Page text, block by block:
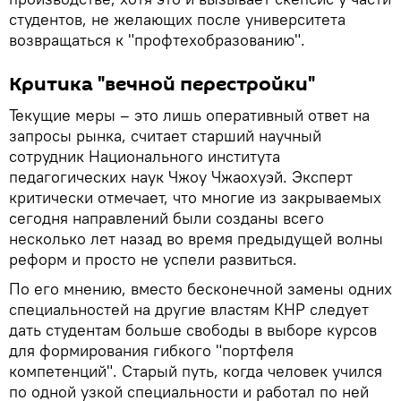
студентов, не желающих после университета
возвращаться к "профтехобразованию".
Критика "вечной перестройки"
Текущие меры – это лишь оперативный ответ на
запросы рынка, считает старший научный
сотрудник Национального института
педагогических наук Чжоу Чжаохуэй. Эксперт
критически отмечает, что многие из закрываемых
сегодня направлений были созданы всего
несколько лет назад во время предыдущей волны
реформ и просто не успели развиться.
По его мнению, вместо бесконечной замены одних
специальностей на другие властям КНР следует
дать студентам больше свободы в выборе курсов
для формирования гибкого "портфеля
компетенций". Старый путь, когда человек учился
по одной узкой специальности и работал по ней